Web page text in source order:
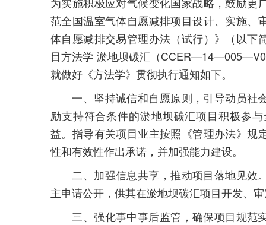
范全国温室气体自愿减排项目设计、实施、
体自愿减排交易管理办法（试行）》（以下
目方法学 淤地坝碳汇（
就做好《方法学》贯彻执行通知如下。
一、坚持诚信和自愿原则，引导动员社
励支持符合条件的淤地坝碳汇项目积极参
益。指导有关项目业主按照《管理办法》规
性和有效性作出承诺，并加强能力建设。
二、加强信息共享，推动项目落地见效
主申请公开，供其在淤地坝碳汇项目开发、
三、强化事中事后监管，确保项目规范